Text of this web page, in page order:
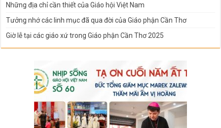
Những địa chỉ cần thiết của Giáo hội Việt Nam
Tưởng nhớ các linh mục đã qua đời của Giáo phận Cần Thơ
Giờ lễ tại các giáo xứ trong Giáo phận Cần Thơ 2025